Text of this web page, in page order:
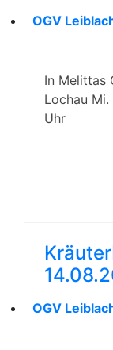
OGV
In Melittas
Lochau
Uhr
OGV